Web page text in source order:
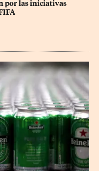
por las iniciativas